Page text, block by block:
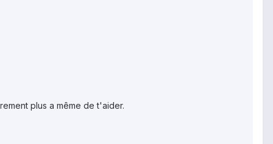
plus a même de t'aider.